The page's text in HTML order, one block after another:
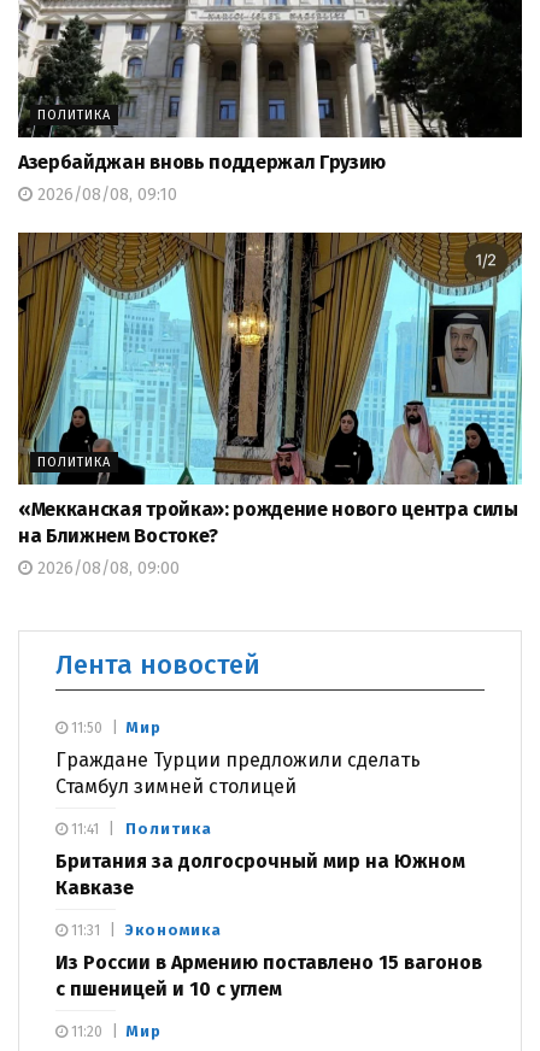
ПОЛИТИКА
Азербайджан вновь поддержал Грузию
2026/08/08, 09:10
ПОЛИТИКА
«Мекканская тройка»: рождение нового центра силы
на Ближнем Востоке?
2026/08/08, 09:00
Лента новостей
Мир
Граждане Турции предложили сделать
Стамбул зимней столицей
11:50
Политика
Британия за долгосрочный мир на Южном
Кавказе
11:41
Экономика
Из России в Армению поставлено 15 вагонов
с пшеницей и 10 с углем
11:31
Мир
11:20